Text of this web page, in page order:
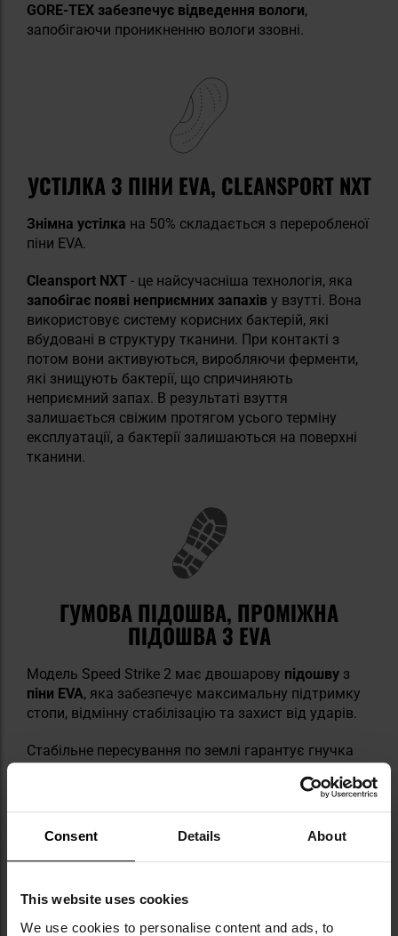
Consent Details About
This website uses cookies
We use cookies to personalise content and ads, to
GORE-TEX забезпечує відведення вологи,
запобігаючи проникненню вологи ззовні.
УСТІЛКА З ПІНИ EVA, CLEANSPORT NXT
Знімна устілка на 50% складається з переробленої
піни EVA.
Cleansport NXT - це найсучасніша технологія, яка
запобігає появі неприємних запахів у взутті. Вона
використовує систему корисних бактерій, які
вбудовані в структуру тканини. При контакті з
потом вони активуються, виробляючи ферменти,
які знищують бактерії, що спричиняють
неприємний запах. В результаті взуття
залишається свіжим протягом усього терміну
експлуатації, а бактерії залишаються на поверхні
тканини.
ГУМОВА ПІДОШВА, ПРОМІЖНА
ПІДОШВА З EVA
Модель Speed Strike 2 має двошарову підошву з
піни EVA, яка забезпечує максимальну підтримку
стопи, відмінну стабілізацію та захист від ударів.
Стабільне пересування по землі гарантує гнучка
протиковзка
текстурата глибокий протектор гарантують дуже
хороше зчеплення навіть на мокрих або слизьких